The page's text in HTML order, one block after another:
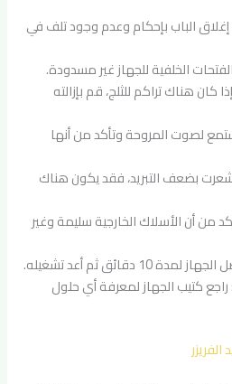
الباب بإحكام وعدم وجود تلف في
الخلفية للجهاز غير مسدودة.
كان هناك تراكم للثلج، قم بإزالته
لصوت المروحة وتأكد من أنها
شعرت بضعف التبريد، فقد يكون هناك
من أن الأسلاك الخارجية سليمة وغير
دقائق ثم أعد تشغيله.
راجع كتيب الجهاز لمعرفة أي حلول